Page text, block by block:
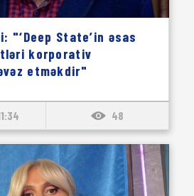
"‘Deep State’in əsas
korporativ
etməkdir"
48